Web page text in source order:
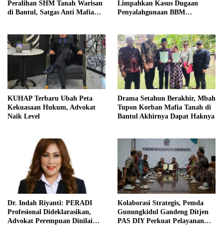
Peralihan SHM Tanah Warisan
di Bantul, Satgas Anti Mafia
Limpahkan Kasus Dugaan
Penyalahgunaan BBM
KUHAP Terbaru Ubah Peta
Kekuasaan Hukum, Advokat
Naik Level
Drama Setahun Berakhir, Mbah
Tupon Korban Mafia Tanah di
Bantul Akhirnya Dapat Haknya
Dr. Indah Riyanti: PERADI
Profesional Dideklarasikan,
Advokat Perempuan Dinilai
Kolaborasi Strategis, Pemda
Gunungkidul Gandeng Ditjen
PAS DIY Perkuat Pelayanan